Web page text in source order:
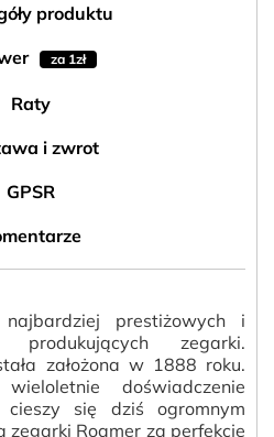
produktu
za 1zł
Raty
i zwrot
GPSR
prestiżowych i
produkujących zegarki.
założona w 1888 roku.
doświadczenie
się dziś ogromnym
zegarki Roamer za perfekcję